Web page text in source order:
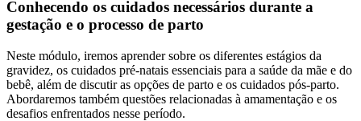
Conhecendo os cuidados necessários durante a
gestação e o processo de parto
Neste módulo, iremos aprender sobre os diferentes estágios da
gravidez, os cuidados pré-natais essenciais para a saúde da mãe e do
bebê, além de discutir as opções de parto e os cuidados pós-parto.
Abordaremos também questões relacionadas à amamentação e os
desafios enfrentados nesse período.